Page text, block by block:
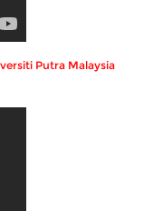
Putra Malaysia